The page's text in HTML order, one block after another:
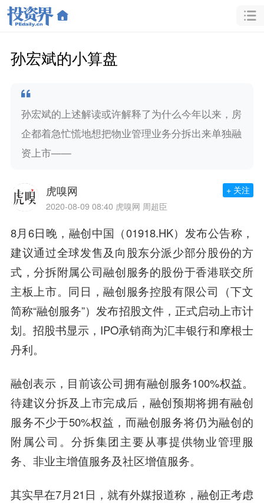
孙宏斌的小算盘
孙宏斌的上述解读或许解释了为什么今年以来，房
企都着急忙慌地想把物业管理业务分拆出来单独融
资上市——
虎嗅网
2020-08-09 08:40 虎嗅网 周超臣
+ 关注
8月6日晚， 融创中国 （01918.HK）发布公告称，
建议通过全球发售及向股东分派少部分股份的方
式，分拆附属公司融创服务的股份于香港联交所
主板上市。同日，融创服务控股有限公司（下文
简称“融创服务”）发布招股文件，正式启动上市计
划。招股书显示，IPO承销商为汇丰银行和摩根士
丹利。
融创表示，目前该公司拥有融创服务100%权益。
待建议分拆及上市完成后，融创预期将拥有融创
服务不少于50%权益，而融创服务将仍为融创的
附属公司。分拆集团主要从事提供物业管理服
务、非业主增值服务及社区增值服务。
其实早在7月21日，就有外媒报道称，融创正考虑